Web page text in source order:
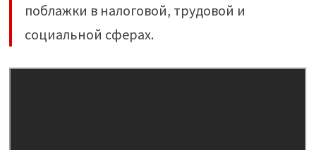
поблажки в налоговой, трудовой и
социальной сферах.